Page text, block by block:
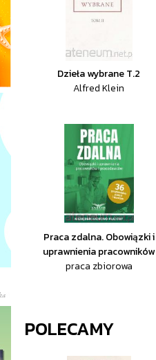
Dzieła wybrane T.2
Alfred Klein
Praca zdalna. Obowiązki i
uprawnienia pracowników
praca zbiorowa
POLECAMY